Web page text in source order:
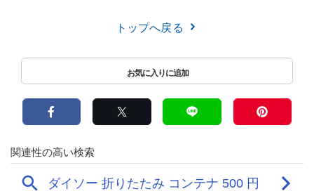
トップへ戻る